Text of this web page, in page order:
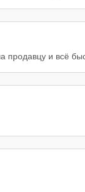
продавцу и всё